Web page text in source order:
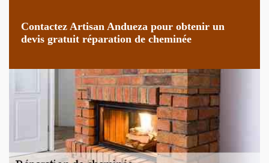
Contactez Artisan Andueza pour obtenir un
devis gratuit réparation de cheminée